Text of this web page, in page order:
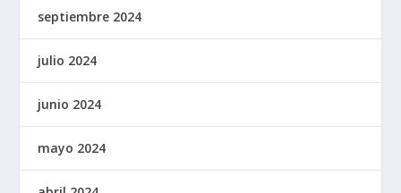
septiembre 2024
julio 2024
junio 2024
mayo 2024